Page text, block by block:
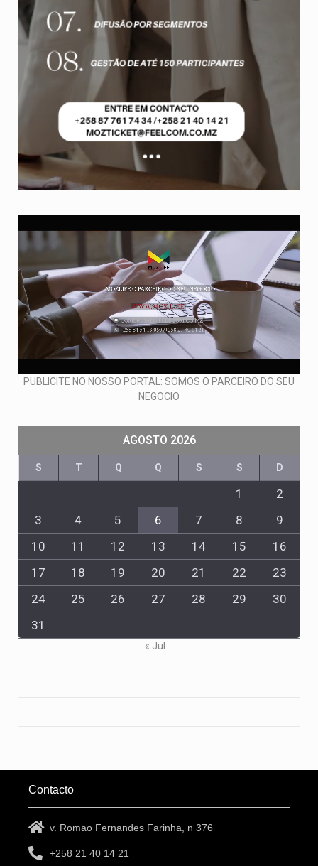
PUBLICITE NO NOSSO PORTAL: SOMOS O PARCEIRO DO SEU
NEGOCIO
AGOSTO 2026
S T Q Q S S D
1
2
3
4 5 6 7 8
9
10
11 12 13 14 15
16
17
18 19 20 21 22
23
24
25 26 27 28 29
30
31
« Jul
Contacto
v. Romao Fernandes Farinha, n 376
+258 21 40 14 21